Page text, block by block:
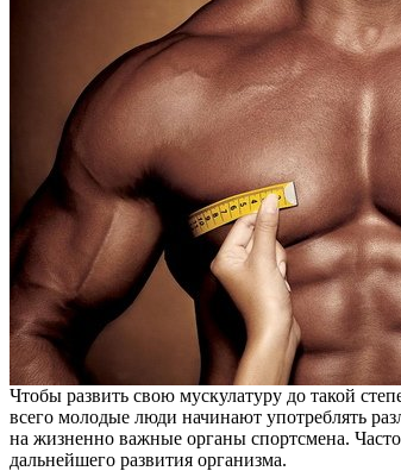
Чтобы развить свою мускулатуру до такой
всего молодые люди начинают употреблять
на жизненно важные органы спортсмена.
дальнейшего развития организма.